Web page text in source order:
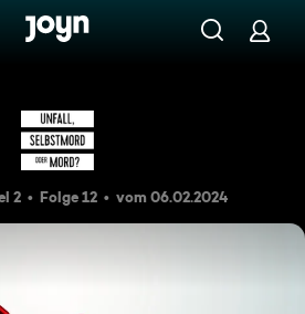
Sturz ins Verderben
2 Folge 12 vom 06.02.2024